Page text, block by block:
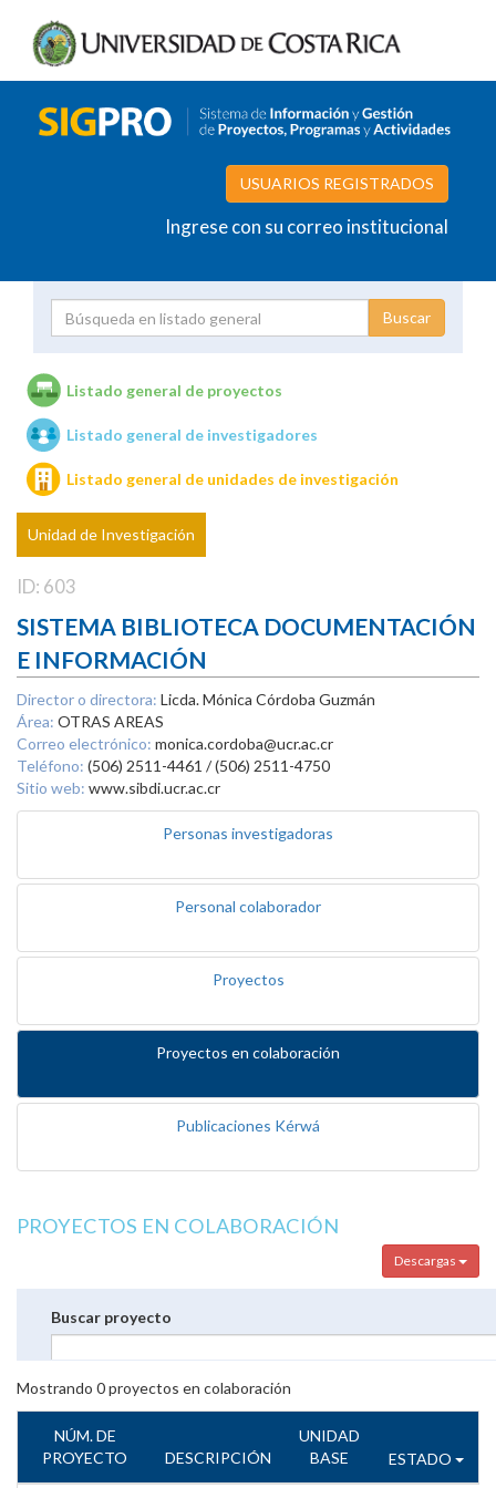
USUARIOS REGISTRADOS
Ingrese con su correo institucional
Unidades de investigación
Listado general de proyectos
Listado general de investigadores
Listado general de unidades de investigación
Unidad de Investigación
ID: 603
SISTEMA BIBLIOTECA DOCUMENTACIÓN
E INFORMACIÓN
Director o directora: Licda. Mónica Córdoba Guzmán
Área: OTRAS AREAS
Correo electrónico: monica.cordoba@ucr.ac.cr
Teléfono: (506) 2511-4461 / (506) 2511-4750
Sitio web: www.sibdi.ucr.ac.cr
Personas investigadoras
Personal colaborador
Proyectos
Proyectos en colaboración
Publicaciones Kérwá
PROYECTOS EN COLABORACIÓN
Descargas
Buscar proyecto
Mostrando 0proyectos en colaboración
NÚM. DE
PROYECTO
DESCRIPCIÓN
UNIDAD
BASE
ESTADO